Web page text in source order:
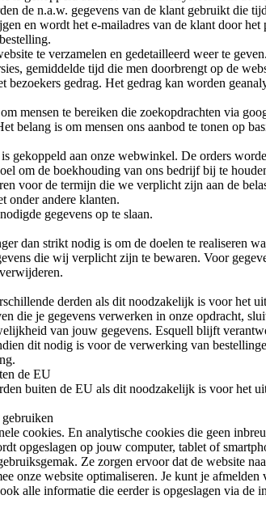
de n.a.w. gegevens van de klant gebruikt die
en wordt het e-mailadres van de klant door
te verzamelen en gedetailleerd weer te
gemiddelde tijd die men doorbrengt op de
gedrag. Het gedrag kan worden
mensen te bereiken die zoekopdrachten via
belang is om mensen ons aanbod te tonen op
gekoppeld aan onze webwinkel. De orders
om de boekhouding van ons bedrijf bij te
voor de termijn die we verplicht zijn aan de
onder andere klanten.
gegevens op te slaan.
dan strikt nodig is om de doelen te realiseren
die wij verplicht zijn te bewaren. Voor
derden als dit noodzakelijk is voor het
die je gegevens verwerken in onze opdracht,
van jouw gegevens. Esquell blijft
dit nodig is voor de verwerking van
de EU
buiten de EU als dit noodzakelijk is voor het
cookies. En analytische cookies die geen
opgeslagen op jouw computer, tablet of
Ze zorgen ervoor dat de website
onze website optimaliseren. Je kunt je
alle informatie die eerder is opgeslagen via de